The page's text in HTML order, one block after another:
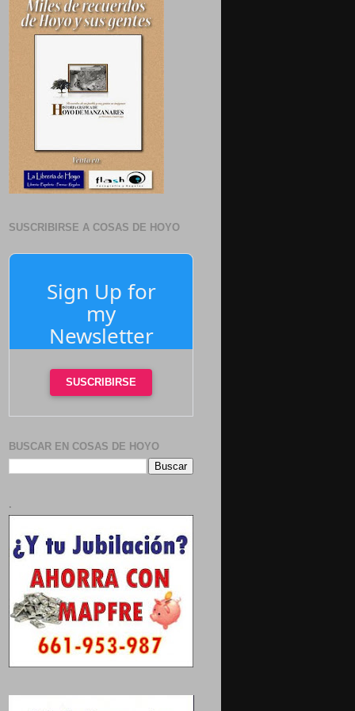
SUSCRIBIRSE A COSAS DE HOYO
Sign Up for
my
Newsletter
SUSCRIBIRSE
BUSCAR EN COSAS DE HOYO
.